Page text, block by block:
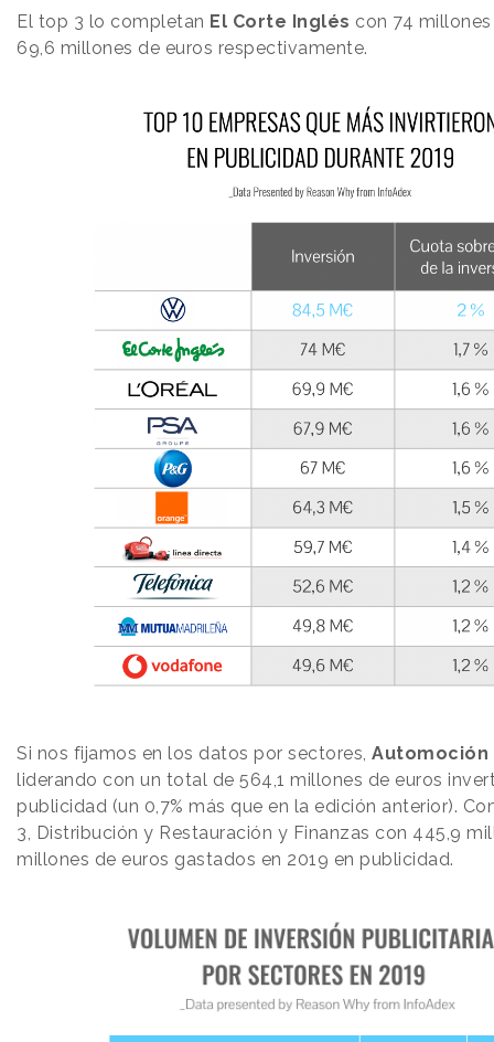
El top 3 lo completan El Corte Inglés con 74
69,6 millones de euros respectivamente.
Si nos fijamos en los datos por sectores, Automoción
liderando con un total de 564,1 millones de euros
publicidad (un 0,7% más que en la edición anterior).
3, Distribución y Restauración y Finanzas con 445,9
millones de euros gastados en 2019 en publicidad.